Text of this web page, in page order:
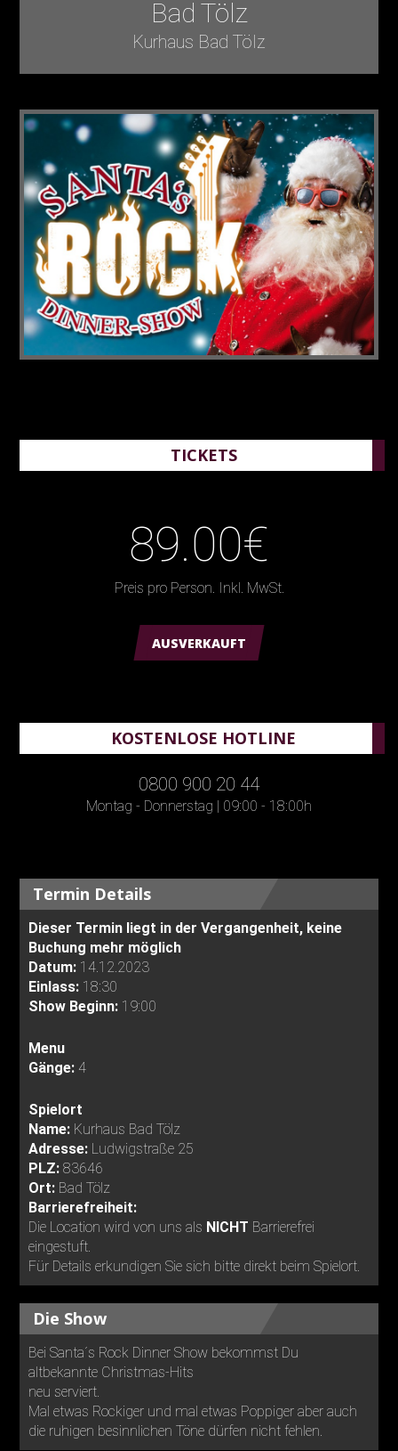
Bad Tölz
Kurhaus Bad Tölz
TICKETS
89.00€
Preis pro Person. Inkl. MwSt.
AUSVERKAUFT
KOSTENLOSE HOTLINE
0800 900 20 44
Montag - Donnerstag | 09:00 - 18:00h
Termin Details
Dieser Termin liegt in der Vergangenheit, keine
Buchung mehr möglich
Datum: 14.12.2023
Einlass: 18:30
Show Beginn: 19:00
Menu
Gänge: 4
Spielort
Name: Kurhaus Bad Tölz
Adresse: Ludwigstraße 25
PLZ:83646
Ort: Bad Tölz
Barrierefreiheit:
Die Location wird von uns als NICHT Barrierefrei
eingestuft.
Für Details erkundigen Sie sich bitte direkt beim Spielort.
Die Show
Bei Santa´s Rock Dinner Show bekommst Du
altbekannte Christmas-Hits
neu serviert.
Mal etwas Rockiger und mal etwas Poppiger aber auch
die ruhigen besinnlichen Töne dürfen nicht fehlen.